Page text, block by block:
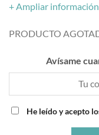
+ Ampliar información
PRODUCTO
Avísame
He leído y acepto